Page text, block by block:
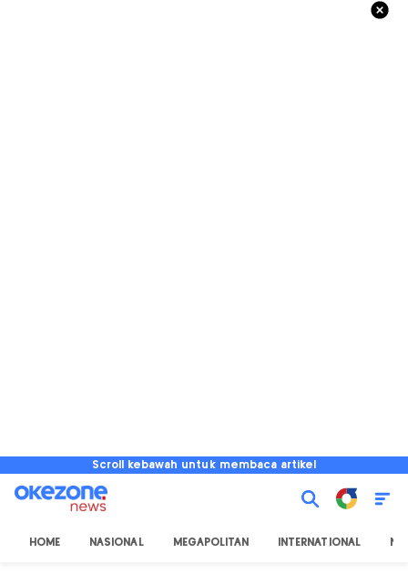
Scroll kebawah untuk membaca artikel
HOME NASIONAL MEGAPOLITAN INTERNATIONAL